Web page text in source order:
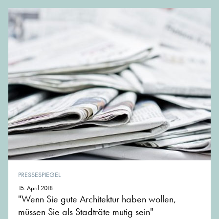
PRESSESPIEGEL
15. April 2018
"Wenn Sie gute Architektur haben wollen,
müssen Sie als Stadträte mutig sein"